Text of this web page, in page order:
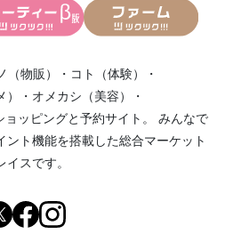
（物販） ・ コト（体験）
・
・ オメカシ（美容）
・
ョッピングと予約サイト。
みんなで
ント機能を搭載した総合マーケット
イスです。